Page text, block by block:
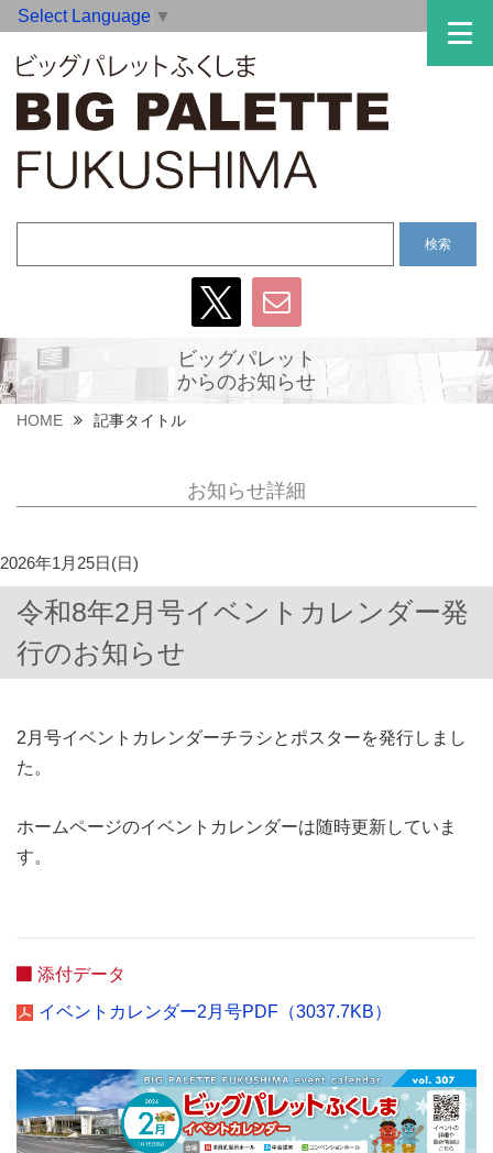
Select Language ▼
ビッグパレット
からのお知らせ
HOME 記事タイトル
お知らせ詳細
2026年1月25日(日)
令和8年2月号イベントカレンダー発
行のお知らせ
2月号イベントカレンダーチラシとポスターを発行しまし
た。
ホームページのイベントカレンダーは随時更新していま
す。
添付データ
イベントカレンダー2月号PDF（3037.7KB）